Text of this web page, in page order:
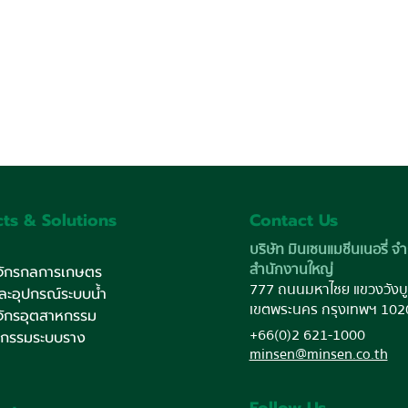
& Solutions
รกลการเกษตร
ะอุปกรณ์ระบบน้ำ
กรอุตสาหกรรม
รมระบบราง
Contact Us
บริษัท มินเซนแมชีนเนอรี่ จ
สำนักงานใหญ่
777 ถนนมหาไชย แขวงวัง
เขตพระนคร กรุงเทพฯ
+66(0)2 621-1000
minsen@minsen.co.th